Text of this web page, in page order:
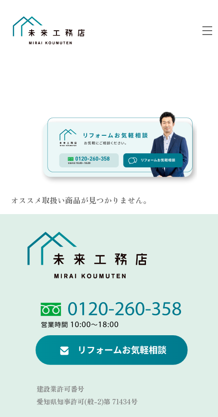
オススメ取扱い商品が見つかりません。
Link
Link
建設業許可番号
愛知県知事許可(般-2)第 71434号